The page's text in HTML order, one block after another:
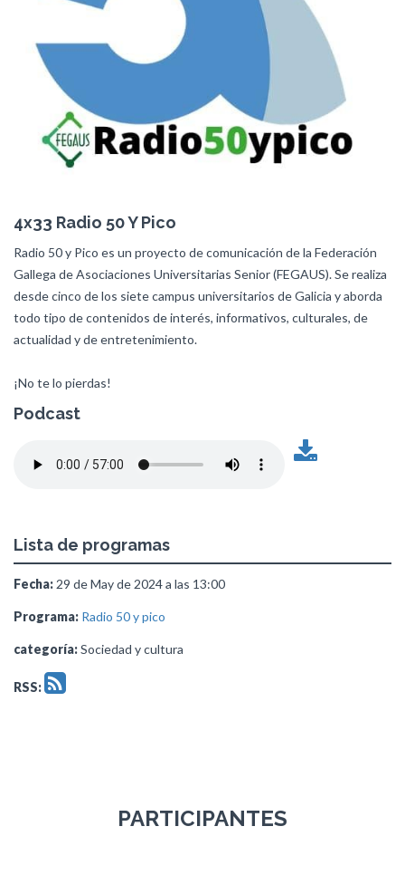
4x33 Radio 50 Y Pico
Radio 50 y Pico es un proyecto de comunicación de la Federación
Gallega de Asociaciones Universitarias Senior (FEGAUS). Se realiza
desde cinco de los siete campus universitarios de Galicia y aborda
todo tipo de contenidos de interés, informativos, culturales, de
actualidad y de entretenimiento.
¡No te lo pierdas!
Podcast
Lista de programas
Fecha: 29 de May de 2024 a las 13:00
Programa: Radio 50 y pico
categoría:Sociedad y cultura
RSS:
PARTICIPANTES